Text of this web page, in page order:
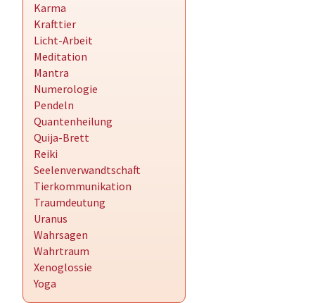
Karma
Krafttier
Licht-Arbeit
Meditation
Mantra
Numerologie
Pendeln
Quantenheilung
Quija-Brett
Reiki
Seelenverwandtschaft
Tierkommunikation
Traumdeutung
Uranus
Wahrsagen
Wahrtraum
Xenoglossie
Yoga